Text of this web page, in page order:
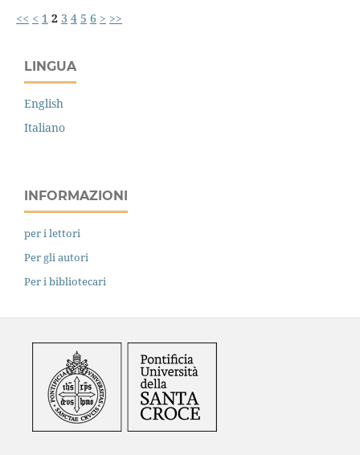
<< < 1 2 3 4 5 6 > >>
LINGUA
English
Italiano
INFORMAZIONI
per i lettori
Per gli autori
Per i bibliotecari